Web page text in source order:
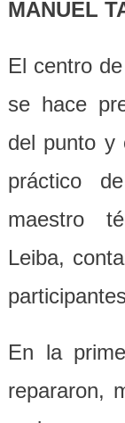
MANUEL
El centro
se hace
del punto y
práctico
maestro t
Leiba,
En la
repararon,